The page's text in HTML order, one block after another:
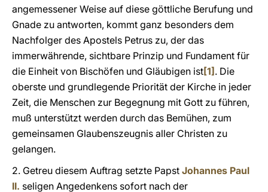
angemessener Weise auf diese göttliche Berufung und
Gnade zu antworten, kommt ganz besonders dem
Nachfolger des Apostels Petrus zu, der das
immerwährende, sichtbare Prinzip und Fundament für
die Einheit von Bischöfen und Gläubigen ist[1] . Die
oberste und grundlegende Priorität der Kirche in jeder
Zeit, die Menschen zur Begegnung mit Gott zu führen,
muß unterstützt werden durch das Bemühen, zum
gemeinsamen Glaubenszeugnis aller Christen zu
gelangen.
2. Getreu diesem Auftrag setzte Papst Johannes Paul
II. seligen Angedenkens sofort nach der